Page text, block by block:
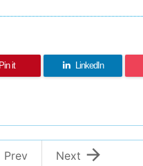
Pin it LinkedIn

Next
Prev